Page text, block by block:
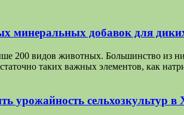
добавок для
200 видов животных. Большинство из
таких важных элементов, как
урожайность сельхозкультур в